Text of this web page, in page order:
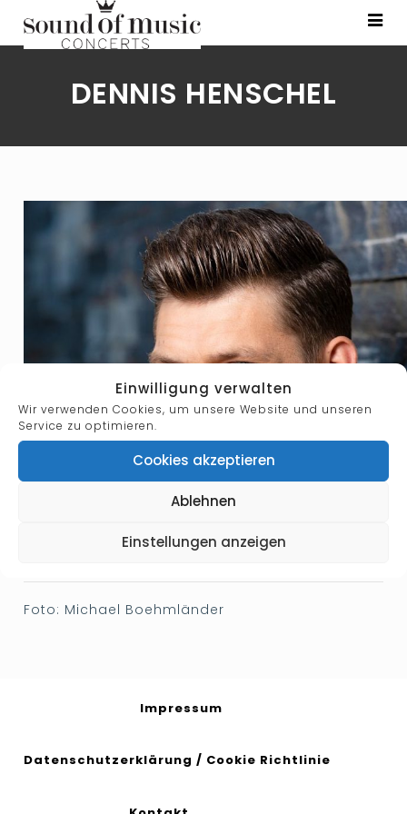
Einwilligung verwalten
Wir verwenden Cookies, um unsere Website und unseren
Service zu optimieren.
Cookies akzeptieren
Ablehnen
Einstellungen anzeigen
DENNIS HENSCHEL
Foto: Michael Boehmländer
Impressum
Datenschutzerklärung / Cookie Richtlinie